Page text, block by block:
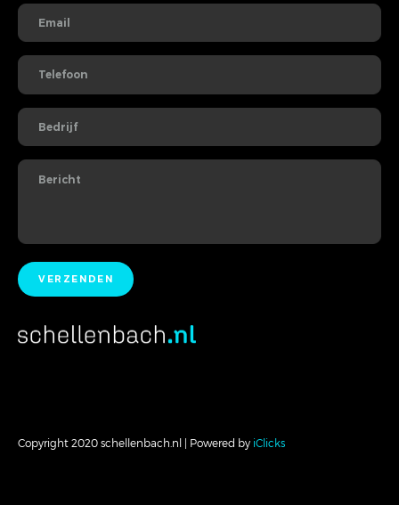
Copyright 2020 schellenbach.nl | Powered by iClicks